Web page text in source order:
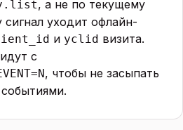
, а не по текущему
уходит офлайн-
и yclid визита.
с
, чтобы не засыпать